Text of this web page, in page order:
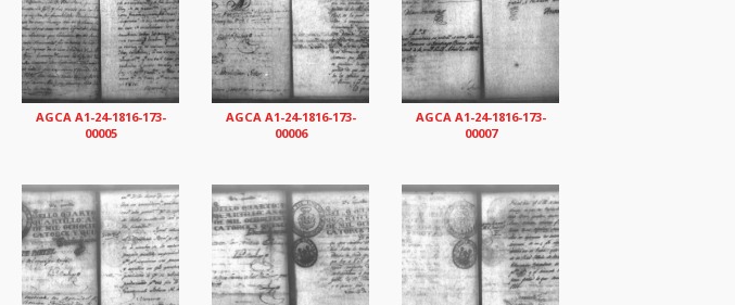
AGCA A1-24-1816-173-
00005
AGCA A1-24-1816-173-
00006
AGCA A1-24-1816-173-
00007